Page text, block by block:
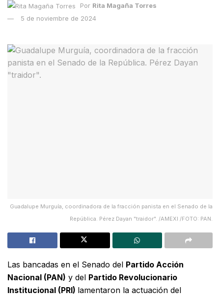
Por Rita Magaña Torres
5 de noviembre de 2024
Guadalupe Murguía, coordinadora de la fracción panista en el Senado de la
República. Pérez Dayan "traidor". /AMEXI /FOTO: PAN.
Las bancadas en el Senado del Partido Acción
Nacional (PAN) y del Partido Revolucionario
Institucional (PRI) lamentaron la actuación del